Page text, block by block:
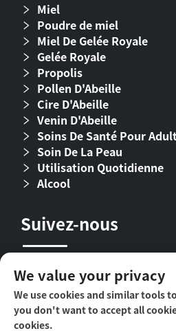
Miel
Poudre de miel
Miel De Gelée Royale
Gelée Royale
Propolis
Pollen D'Abeille
Cire D'Abeille
Venin D'Abeille
Soins De Santé Pour
Soin De La Peau
Utilisation Quotidienne
Alcool
Suivez-nous
We value your privacy
We use cookies and similar tools
you don't want to accept all
cookies.